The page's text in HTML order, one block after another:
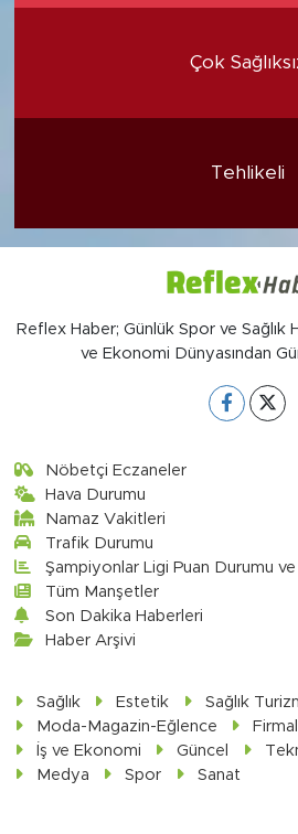
Çok
Tehlikeli
Reflex Haber; Günlük Spor ve Sağlık
ve Ekonomi Dünyasından
Nöbetçi Eczaneler
Hava Durumu
Namaz Vakitleri
Trafik Durumu
Şampiyonlar Ligi Puan Durumu
Tüm Manşetler
Son Dakika Haberleri
Haber Arşivi
Sağlık Estetik
Sağlık
Moda-Magazin-Eğlence
İş ve Ekonomi
Güncel
Medya
Spor Sanat